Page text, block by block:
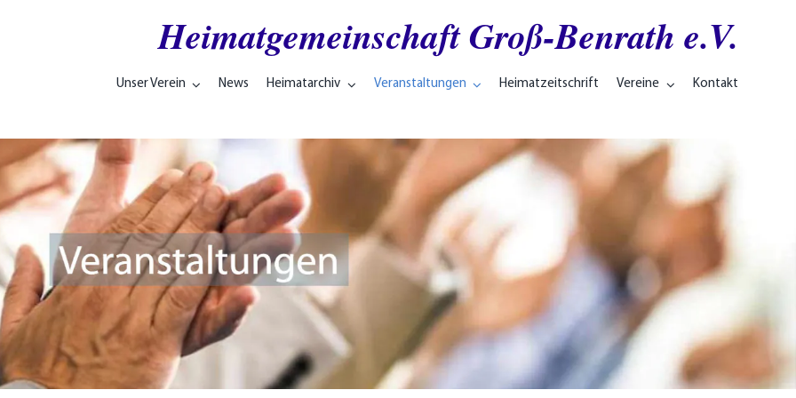
Heimatgemeinschaft Groß-Benrath e.V.
Unser Verein News Heimatarchiv Veranstaltungen Heimatzeitschrift Vereine Kontakt